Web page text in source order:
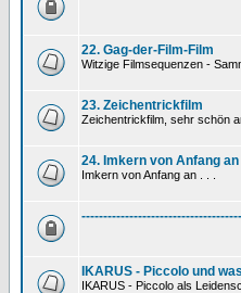
22. Gag-der-Film-Film
Witzige Filmsequenzen -
23. Zeichentrickfilm
Zeichentrickfilm, sehr schön
24. Imkern von Anfang an
Imkern von Anfang an . . .
IKARUS - Piccolo und
IKARUS - Piccolo als